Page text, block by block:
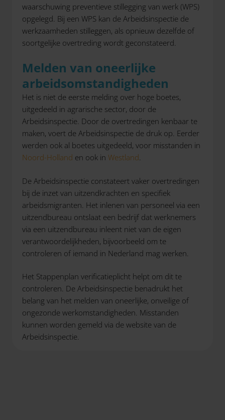
waarschuwing preventieve stillegging van werk (WPS)
opgelegd. Bij een WPS kan de Arbeidsinspectie de
werkzaamheden stilleggen, als opnieuw dezelfde of
soortgelijke overtreding wordt geconstateerd.
Melden van oneerlijke
arbeidsomstandigheden
Het is niet de eerste melding over hoge boetes,
uitgedeeld in agrarische sector, door de
Arbeidsinspectie. Door de overtredingen kenbaar te
maken, voert de Arbeidsinspectie de druk op. Eerder
werden ook al boetes uitgedeeld, voor misstanden in
Noord-Holland en ook in Westland.
De Arbeidsinspectie constateert vaker overtredingen
bij de inzet van uitzendkrachten en specifiek
arbeidsmigranten. Het inlenen van personeel via een
uitzendbureau ontslaat een bedrijf dat werknemers
via een uitzendbureau inleent niet van de eigen
verantwoordelijkheden, bijvoorbeeld om te
controleren of iemand in Nederland mag werken.
Het Stappenplan verificatieplicht helpt om dit te
controleren. De Arbeidsinspectie benadrukt het
belang van het melden van oneerlijke, onveilige of
ongezonde werkomstandigheden. Misstanden
kunnen worden gemeld via de website van de
Arbeidsinspectie.